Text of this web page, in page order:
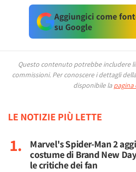
Aggiungici come
su Google
Questo contenuto potrebbe includere
commissioni. Per conoscere i dettagli
disponibile la pagina
LE NOTIZIE PIÙ LETTE
Marvel's Spider-Man 2
costume di Brand New
le critiche dei fan